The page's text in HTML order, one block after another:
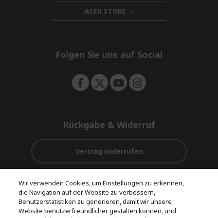
n
d
n
i
d
d
ACER STORE h
i
e
Folgen Sie uns auf Social
Rückgabe & Widerruf
Vertrag widerrufen
Kostenloser
Versand
vor und nach
dem Kauf
Zahlung
© 2026 Acer Inc.
Wir verwenden Cookies, um Einstellungen zu erkennen,
die Navigation auf der Website zu verbessern,
Benutzerstatistiken zu generieren, damit wir unsere
Website benutzerfreundlicher gestalten können, und